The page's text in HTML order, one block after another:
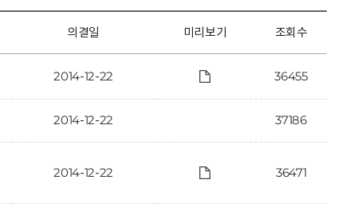
의결일 미리보기 조회수
2014-12-22 36455
2014-12-22 37186
2014-12-22 36471